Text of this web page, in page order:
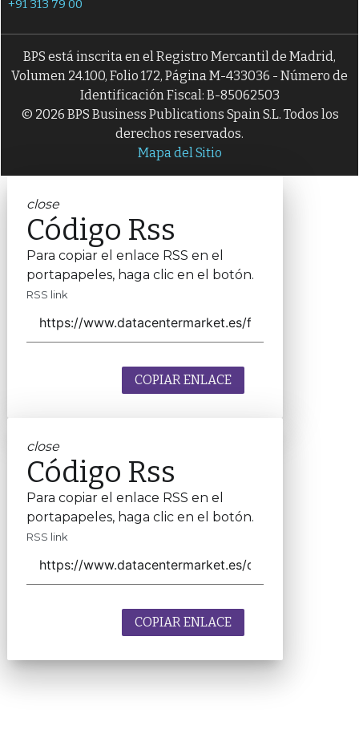
+91 313 79 00
BPS está inscrita en el Registro Mercantil de Madrid,
Volumen 24.100, Folio 172, Página M-433036 - Número de
Identificación Fiscal: B-85062503
© 2026 BPS Business Publications Spain S.L. Todos los
derechos reservados.
Mapa del Sitio
close
Código Rss
Para copiar el enlace RSS en el
portapapeles, haga clic en el botón.
RSS link
COPIAR ENLACE
close
Código Rss
Para copiar el enlace RSS en el
portapapeles, haga clic en el botón.
RSS link
COPIAR ENLACE